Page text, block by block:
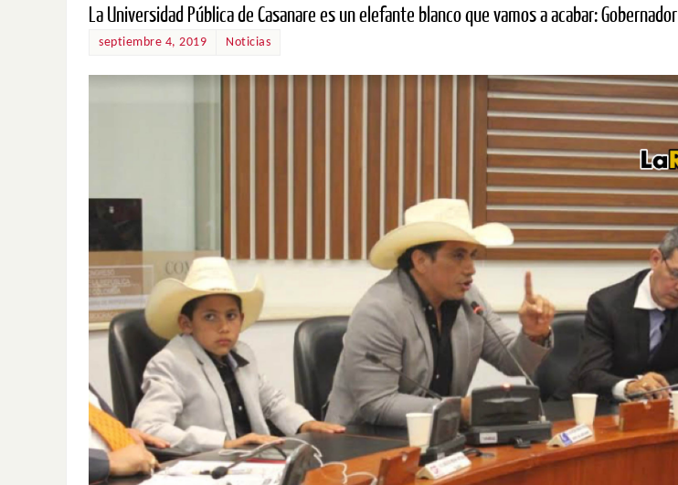
La Universidad Pública de Casanare es un elefante blanco que vamos a acabar: Gobernador
septiembre 4, 2019 Noticias